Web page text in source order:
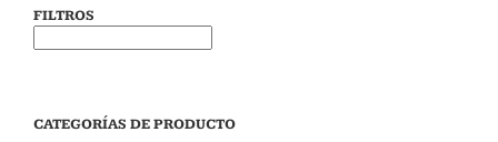
FILTROS
CATEGORÍAS DE PRODUCTO